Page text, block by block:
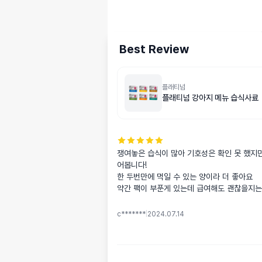
Best Review
플래티넘
플래티넘 강아지 메뉴 습식사료
쟁여놓은 습식이 많아 기호성은 확인 못 했지
어봅니다!
한 두번만에 먹일 수 있는 양이라 더 좋아요
약간 팩이 부푼게 있는데 급여해도 괜찮을지
c******* 2024.07.14